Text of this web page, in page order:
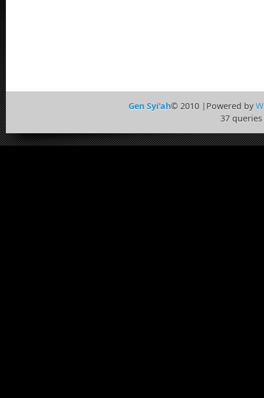
Gen Syi'ah© 2010 |Powered by
37 queries